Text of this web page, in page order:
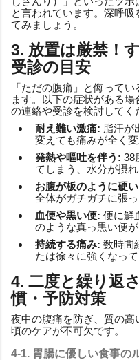
と言われています。深呼
てみましょう。
3. 放置は厳禁！
受診の目安
「ただの腹痛」と侮って
ます。以下の症状がある
の連絡や受診を検討してく
耐え難い激痛: 脂汗が
変えても痛みが全く変
発熱や嘔吐を伴う: 38
てしまう、水分が摂れ
お腹が板のように硬
全体がガチガチに張
血便や黒い便: 便に鮮
のような真っ黒い便が
持続する痛み: 数時間
たは徐々に強くなって
4. 二度と繰り返
慣・予防対策
夜中の腹痛を防ぎ、質の高
頃のケアが不可欠です。
4-1. 胃腸に優しい食事の